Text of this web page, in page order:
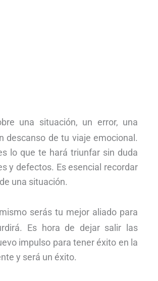
una situación, un error, una
descanso de tu viaje emocional.
lo que te hará triunfar sin duda
y defectos. Es esencial recordar
una situación.
serás tu mejor aliado para
Es hora de dejar salir las
impulso para tener éxito en la
y será un éxito.